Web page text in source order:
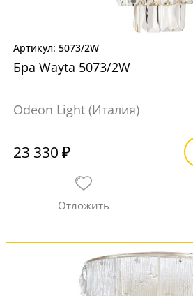
5073/2W
Бра Wayta 5073/2W
Odeon Light (Италия)
23 330 ₽